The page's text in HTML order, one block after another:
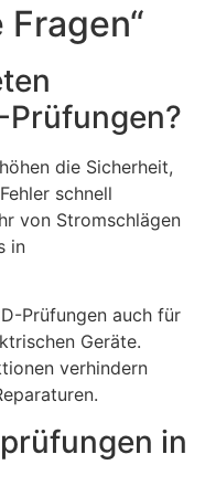
Prüfungen?
die Sicherheit,
Fehler schnell
von Stromschlägen
in
Prüfungen auch für
Geräte.
verhindern
in